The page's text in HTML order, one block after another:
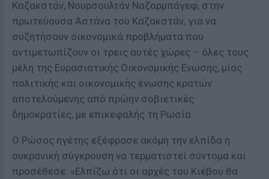
Καζακστάν, Νουρσουλτάν Ναζαρμπάγεφ, στην
πρωτεύουσα Αστάνα του Καζακστάν, για να
συζητήσουν οικονομικά προβλήματα που
αντιμετωπίζουν οι τρεις αυτές χώρες – όλες τους
μέλη της Ευρασιατικής Οικονομικής Ενωσης, μίας
πολιτικής και οικονομικής ένωσης κρατών
αποτελούμενης από πρώην σοβιετικές
δημοκρατίες, με επικεφαλής τη Ρωσία.
Ο Ρώσος ηγέτης εξέφρασε ακόμη την ελπίδα η
ουκρανική σύγκρουση να τερματιστεί σύντομα και
προσέθεσε: «Ελπίζω ότι οι αρχές του Κιέβου θα